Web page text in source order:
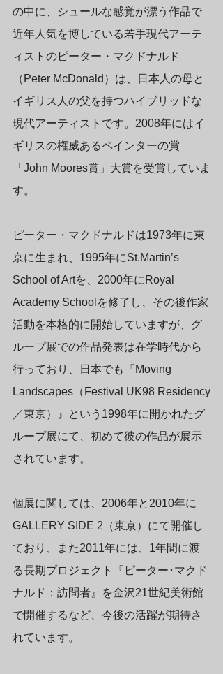
の中に、シュールな感覚が漂う作品で
近年人気を博している若手現代アーテ
ィストのピーター・マクドナルド
（Peter McDonald）は、日本人の母と
イギリス人の父を持つハイブリッドな
現代アーティストです。2008年にはイ
ギリスの権威あるペインターの賞
「John Moores賞」大賞を受賞していま
す。
ピーター・マクドナルドは1973年に東
京に生まれ、1995年にSt.Martin’s
School of Artを、2000年にRoyal
Academy Schoolを修了し、その後作家
活動を本格的に開始していますが、グ
ループ展での作品発表は在学時代から
行っており、日本でも『Moving
Landscapes（Festival UK98 Residency
／東京）』という1998年に開かれたグ
ループ展にて、初めて彼の作品が展示
されています。
個展に関しては、2006年と2010年に
GALLERY SIDE 2（東京）にて開催し
ており、また2011年には、1年間に渡
る長期プロジェクト『ピーター･マクド
ナルド：訪問者』を金沢21世紀美術館
で開催するなど、今後の活躍が期待さ
れています。